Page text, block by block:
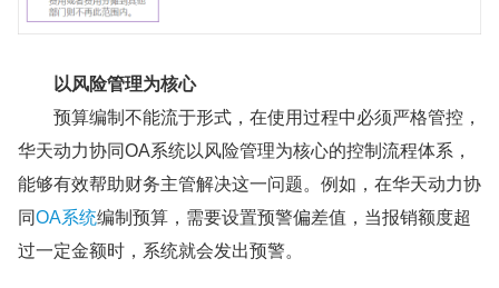
以风险管理为核心
预算编制不能流于形式，在使用过程中必须严格管控，
华天动力协同OA系统以风险管理为核心的控制流程体系，
能够有效帮助财务主管解决这一问题。例如，在华天动力协
同OA系统编制预算，需要设置预警偏差值，当报销额度超
过一定金额时，系统就会发出预警。